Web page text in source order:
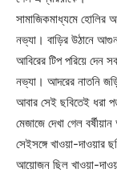
সামাজিকমাধ্যমে হোলির
নভ্যা। বাড়ির উঠানে
আবিরের টিপ পরিয়ে দেন
নভ্যা। আদরের নাতনি
আবার সেই ছবিতেই ধরা
মেজাজে দেখা গেল
সেইসঙ্গে খাওয়া-দাওয়ার
আয়োজন ছিল খাওয়া-